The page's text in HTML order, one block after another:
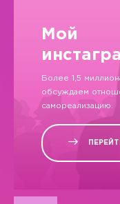
Мой
Более 1,5
обсуждаем
самореализацию.